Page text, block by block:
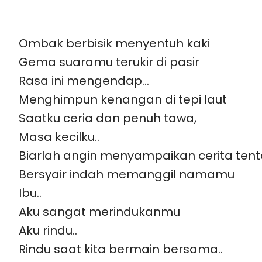
Ombak berbisik menyentuh kaki
Gema suaramu terukir di pasir
Rasa ini mengendap…
Menghimpun kenangan di tepi laut
Saatku ceria dan penuh tawa,
Masa kecilku..
Biarlah angin menyampaikan cerita
Bersyair indah memanggil namamu
Ibu..
Aku sangat merindukanmu
Aku rindu..
Rindu saat kita bermain bersama..